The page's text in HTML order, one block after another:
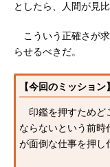
としたら、人間が見
こういう正確さが
らせるべきだ。
【今回のミッション】
印鑑を押すためど
ならないという前時
が面倒な仕事を押し